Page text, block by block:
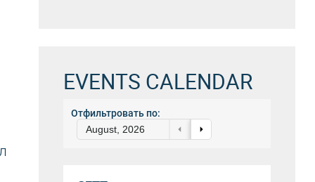
EVENTS CALENDAR
Отфильтровать по:
August, 2026